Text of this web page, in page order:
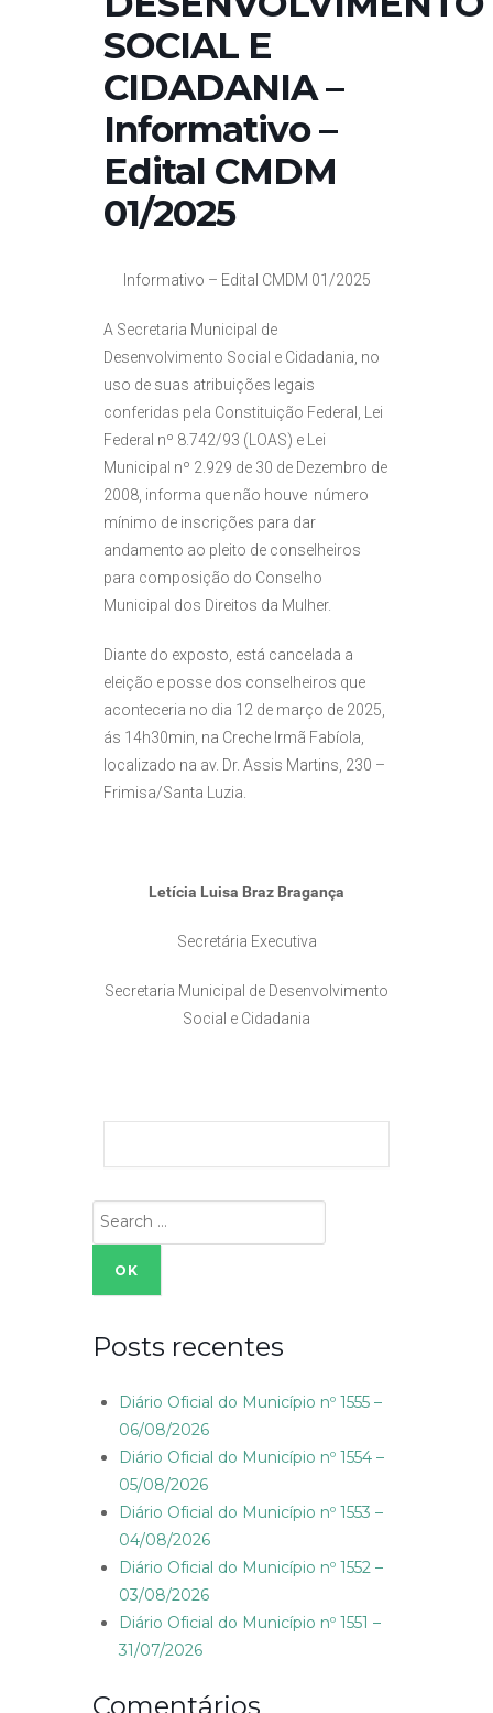
SOCIAL E
CIDADANIA –
Informativo –
Edital CMDM
01/2025
Informativo – Edital CMDM 01/2025
A Secretaria Municipal de
Desenvolvimento Social e Cidadania, no
uso de suas atribuições legais
conferidas pela Constituição Federal, Lei
Federal nº 8.742/93 (LOAS) e Lei
Municipal nº 2.929 de 30 de Dezembro de
2008, informa que não houve número
mínimo de inscrições para dar
andamento ao pleito de conselheiros
para composição do Conselho
Municipal dos Direitos da Mulher.
Diante do exposto, está cancelada a
eleição e posse dos conselheiros que
aconteceria no dia 12 de março de 2025,
ás 14h30min, na Creche Irmã Fabíola,
localizado na av. Dr. Assis Martins, 230 –
Frimisa/Santa Luzia.
Letícia Luisa Braz Bragança
Secretária Executiva
Secretaria Municipal de Desenvolvimento
Social e Cidadania
Search
for:
Posts recentes
Diário Oficial do Município nº 1555 –
06/08/2026
Diário Oficial do Município nº 1554 –
05/08/2026
Diário Oficial do Município nº 1553 –
04/08/2026
Diário Oficial do Município nº 1552 –
03/08/2026
Diário Oficial do Município nº 1551 –
31/07/2026
Comentários